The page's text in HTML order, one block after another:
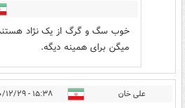
خوب سگ و گرگ از یک نژاد
میگن برای همینه دیگه.
علی خان ۱۵:۳۸ - ۱۴۰۰/۱۲/۲۹